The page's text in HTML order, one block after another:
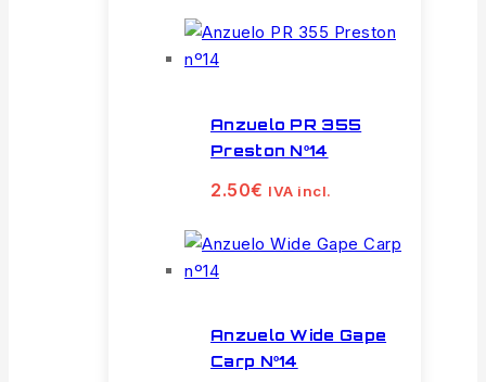
Anzuelo PR 355
Preston Nº14
2.50€ IVA incl.
Anzuelo Wide Gape
Carp Nº14